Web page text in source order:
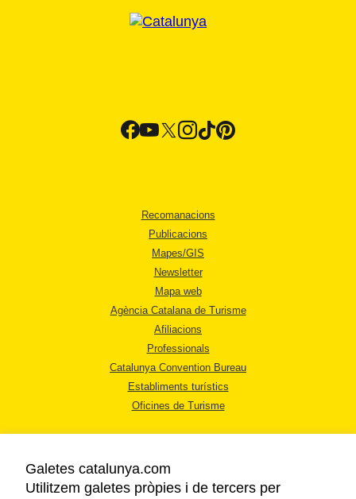
Recomanacions
Publicacions
Mapes/GIS
Newsletter
Mapa web
Agència Catalana de Turisme
Afiliacions
Professionals
Catalunya Convention Bureau
Establiments turístics
Oficines de Turisme
Galetes catalunya.com
Utilitzem galetes pròpies i de tercers per